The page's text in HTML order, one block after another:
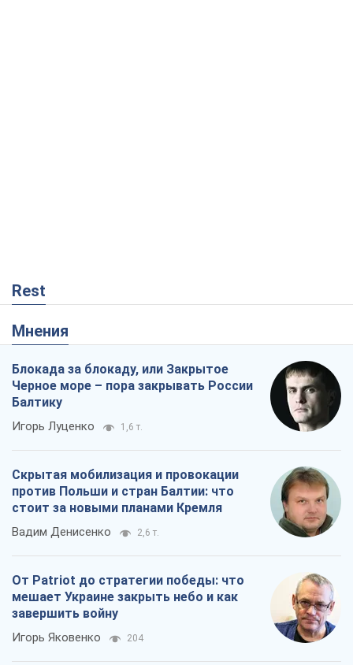
Rest
Мнения
Блокада за блокаду, или Закрытое
Черное море – пора закрывать России
Балтику
Игорь Луценко 1,6 т.
Скрытая мобилизация и провокации
против Польши и стран Балтии: что
стоит за новыми планами Кремля
Вадим Денисенко 2,6 т.
От Patriot до стратегии победы: что
мешает Украине закрыть небо и как
завершить войну
Игорь Яковенко 204